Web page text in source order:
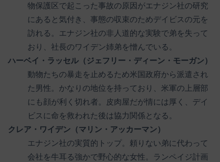
物保護区で起こった事故の原因がエナジン社の研究
にあると気付き、事態の収束のためデイビスの元を
訪れる。エナジン社の非人道的な実験で弟を失って
おり、社長のワイデン姉弟を憎んでいる。
ハーベイ・ラッセル（ジェフリー・ディーン・モーガン）
動物たちの暴走を止めるため米国政府から派遣され
た男性。かなりの地位を持っており、米軍の上層部
にも顔が利く切れ者。皮肉屋だが情には厚く、デイ
ビスに命を救われた後は協力関係となる。
クレア・ワイデン（マリン・アッカーマン）
エナジン社の実質的トップ。頼りない弟に代わって
会社を牛耳る強かで野心的な女性。ランペイジ計画